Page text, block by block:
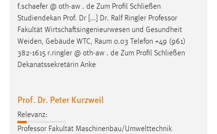
f.schaefer @ oth-aw . de Zum Profil Schließen
Studiendekan Prof. Dr [...] Dr. Ralf Ringler Professor
Fakultät Wirtschaftsingenieurwesen und Gesundheit
Weiden, Gebäude WTC, Raum 0.03 Telefon +49 (961)
382-1615 r.ringler @ oth-aw . de Zum Profil Schließen
Dekanatssekretärin Anke
Prof. Dr. Peter Kurzweil
Relevanz:
Professor Fakultät Maschinenbau/Umwelttechnik
Cookie Laufzeit:
3 Monate
EXTERNE MEDIEN
externen Medien Cookies gesetzt.
YouTube